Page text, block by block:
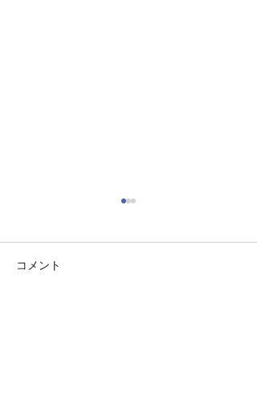
コメント